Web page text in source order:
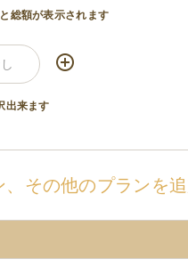
総額が表示されます
出来ます
その他のプランを